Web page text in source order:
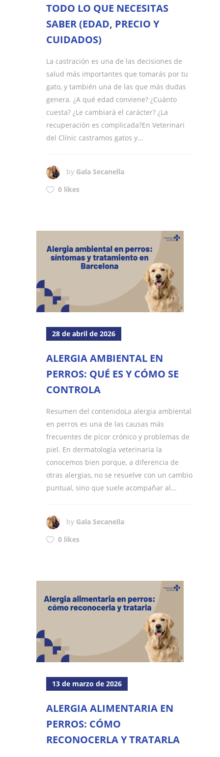
TODO LO QUE NECESITAS
SABER (EDAD, PRECIO Y
CUIDADOS)
La castración es una de las decisiones de
salud más importantes que tomarás por tu
gato, y también una de las que más dudas
genera. ¿A qué edad conviene? ¿Cuánto
cuesta? ¿Le cambiará el carácter? ¿La
recuperación es complicada?En Veterinari
del Clínic castramos gatos y...
by Gala Secanella
0 likes
28 de abril de 2026
ALERGIA AMBIENTAL EN
PERROS: QUÉ ES Y CÓMO SE
CONTROLA
Resumen del contenidoLa alergia ambiental
en perros es una de las causas más
frecuentes de picor crónico y problemas de
piel. En dermatología veterinaria la
conocemos bien porque, a diferencia de
otras alergias, no se resuelve con un cambio
puntual, sino que suele acompañar al...
by Gala Secanella
0 likes
13 de marzo de 2026
ALERGIA ALIMENTARIA EN
PERROS: CÓMO
RECONOCERLA Y TRATARLA